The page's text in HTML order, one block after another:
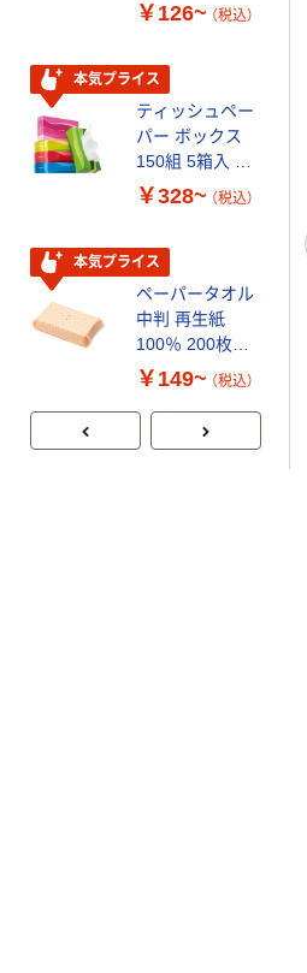
リサ
コカ・コーラ コカ・コーラ
ミニッツメイド 朝 180g
￥5,952~ （税込）
￥126~ （税込）
本気プライス
ティッシュペー
パー ボックス
150組 5箱入 ア
スクル スマート
証
￥328~ （税込）
本気プライス
ペーパータオル
中判 再生紙
100％ 200枚
FSC認証 シング
企画 オリジナル
￥149~ （税込）